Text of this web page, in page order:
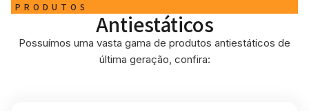
PRODUTOS
Antiestáticos
Possuímos uma vasta gama de produtos antiestáticos de
última geração, confira: